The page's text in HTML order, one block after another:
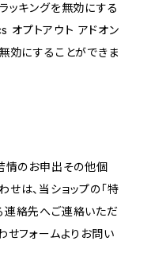
ッキングを無効にする
プトアウト アドオン
効にすることができま
情のお申出その他個
は、当ショップの「特
連絡先へご連絡いただ
せフォームよりお問い